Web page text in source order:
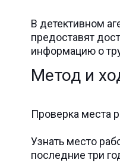
В детективном
предоставят
информацию о
Метод и
Проверка места
Узнать место
последние три